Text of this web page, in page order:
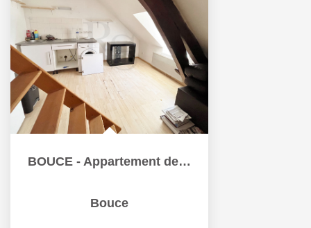
BOUCE - Appartement de 24.53 m²
Bouce